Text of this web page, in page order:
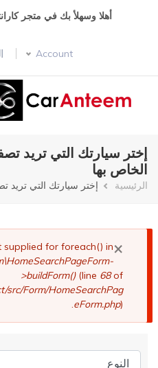
أهلا وسهلأ بك في متجر
Account
إختر سيارتك التي تريد
الخاص بها
مسار
الرئيسية إختر سيارتك التي تريد
×
رسالة
الخطأ
supplied for foreach() in
>buildForm()(line 68of
src/Form/HomeSearchPag
eForm.php).
النوع